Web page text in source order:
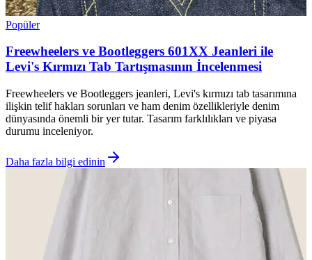
Popüler
Freewheelers ve Bootleggers 601XX Jeanleri ile
Levi's Kırmızı Tab Tartışmasının İncelenmesi
Freewheelers ve Bootleggers jeanleri, Levi's kırmızı tab tasarımına
ilişkin telif hakları sorunları ve ham denim özellikleriyle denim
dünyasında önemli bir yer tutar. Tasarım farklılıkları ve piyasa
durumu inceleniyor.
Daha fazla bilgi edinin